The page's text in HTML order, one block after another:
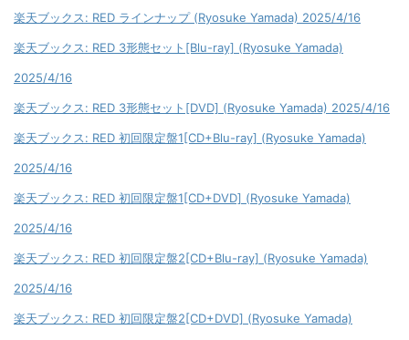
楽天ブックス: RED ラインナップ (Ryosuke Yamada) 2025/4/16
楽天ブックス: RED 3形態セット[Blu-ray] (Ryosuke Yamada)
2025/4/16
楽天ブックス: RED 3形態セット[DVD] (Ryosuke Yamada) 2025/4/16
楽天ブックス: RED 初回限定盤1[CD+Blu-ray] (Ryosuke Yamada)
2025/4/16
楽天ブックス: RED 初回限定盤1[CD+DVD] (Ryosuke Yamada)
2025/4/16
楽天ブックス: RED 初回限定盤2[CD+Blu-ray] (Ryosuke Yamada)
2025/4/16
楽天ブックス: RED 初回限定盤2[CD+DVD] (Ryosuke Yamada)